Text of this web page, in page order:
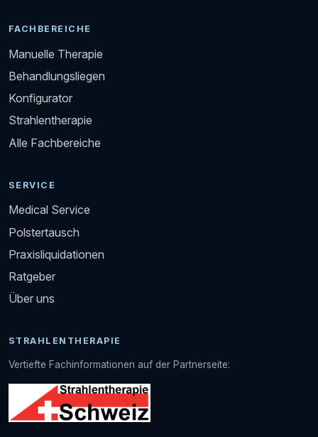
FACHBEREICHE
Manuelle Therapie
Behandlungsliegen
Konfigurator
Strahlentherapie
Alle Fachbereiche
SERVICE
Medical Service
Polstertausch
Praxisliquidationen
Ratgeber
Über uns
STRAHLENTHERAPIE
Vertiefte Fachinformationen auf der Partnerseite: